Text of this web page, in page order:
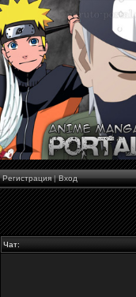
Регистрация|Вход
Чат: